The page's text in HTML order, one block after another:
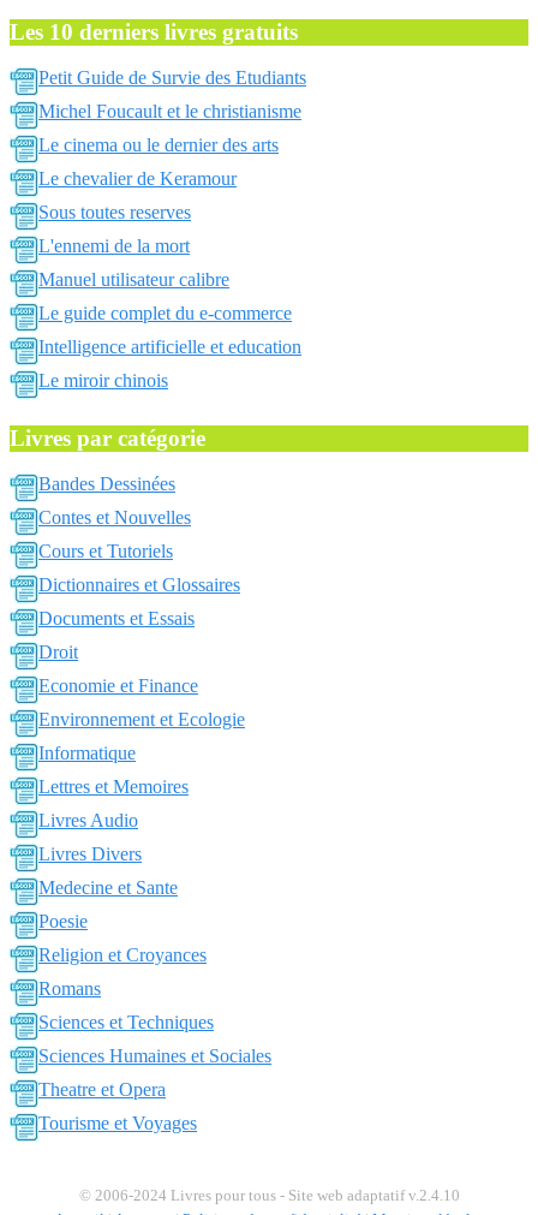
Les 10 derniers livres gratuits
Petit Guide de Survie des Etudiants
Michel Foucault et le christianisme
Le cinema ou le dernier des arts
Le chevalier de Keramour
Sous toutes reserves
L'ennemi de la mort
Manuel utilisateur calibre
Le guide complet du e-commerce
Intelligence artificielle et education
Le miroir chinois
Livres par catégorie
Bandes Dessinées
Contes et Nouvelles
Cours et Tutoriels
Dictionnaires et Glossaires
Documents et Essais
Droit
Economie et Finance
Environnement et Ecologie
Informatique
Lettres et Memoires
Livres Audio
Livres Divers
Medecine et Sante
Poesie
Religion et Croyances
Romans
Sciences et Techniques
Sciences Humaines et Sociales
Theatre et Opera
Tourisme et Voyages
© 2006-2024 Livres pour tous - Site web adaptatif v.2.4.10